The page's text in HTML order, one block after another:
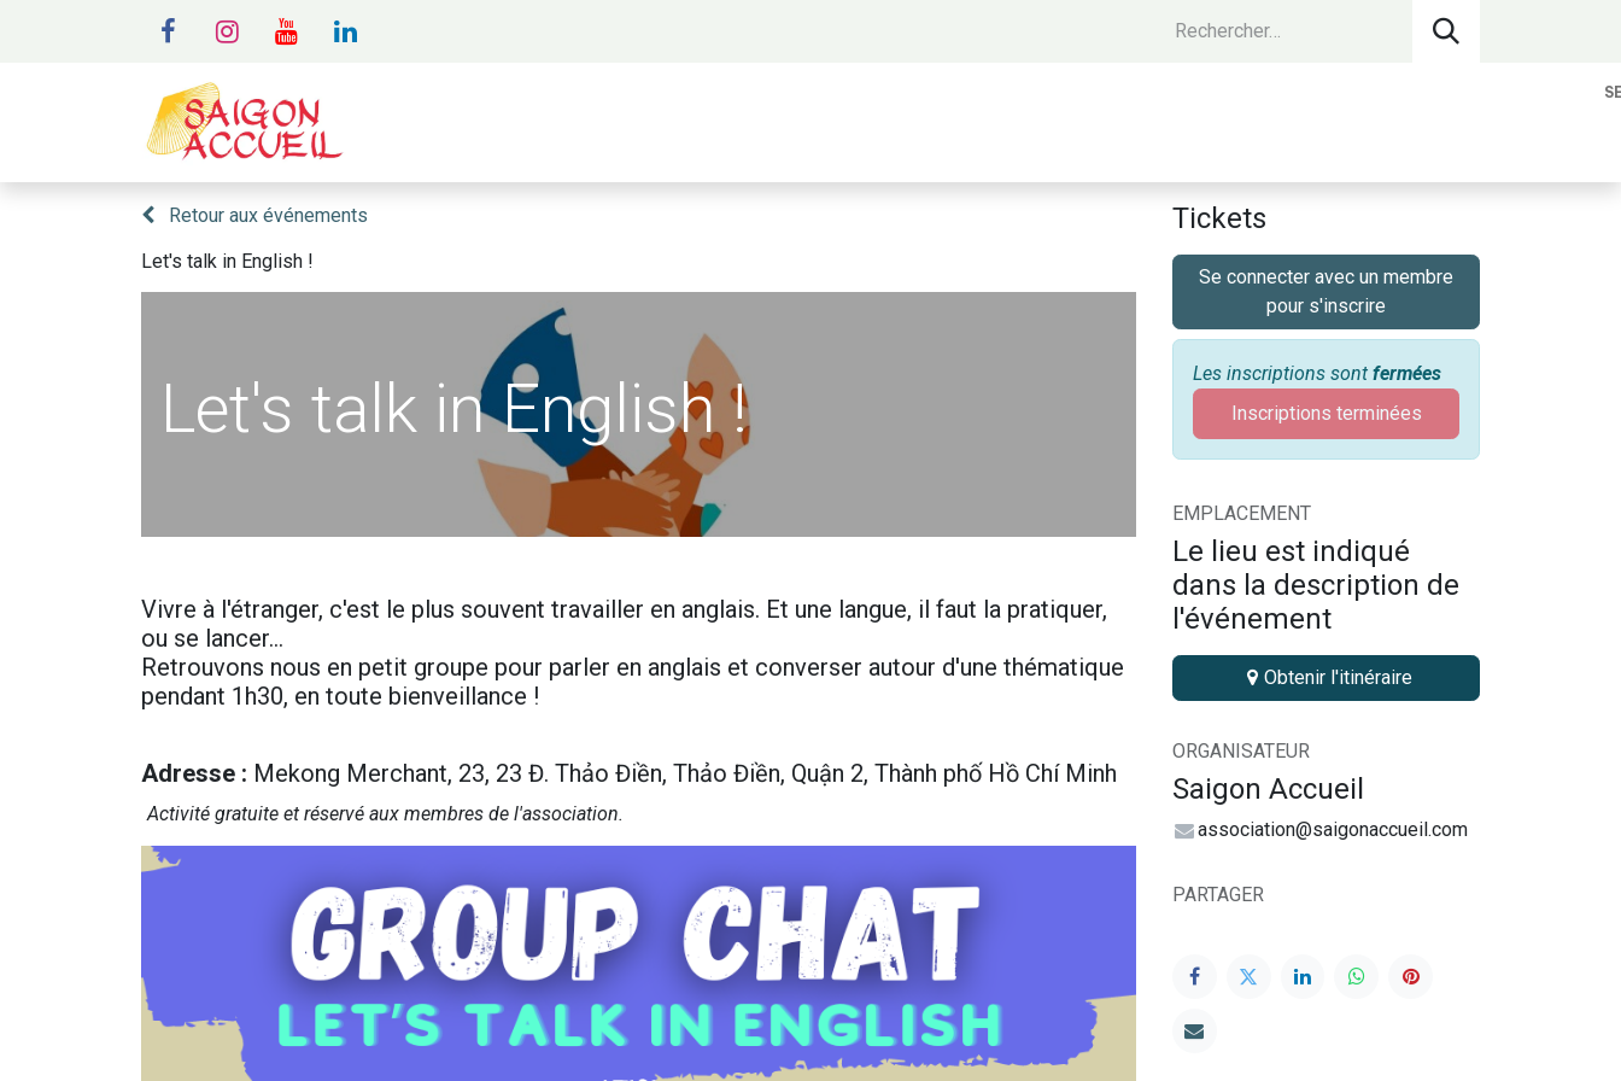
Retour aux événements
Let's talk in English !
Let's talk in English !
Vivre à l'étranger, c'est le plus souvent travailler en anglais. Et une langue, il faut la pratiquer,
ou se lancer…
Retrouvons nous en petit groupe pour parler en anglais et converser autour d'une thématique
pendant 1h30, en toute bienveillance !
Adresse : Mekong Merchant, 23, 23 Đ. Thảo Điền, Thảo Điền, Quận 2, Thành phố Hồ Chí Minh
Activité gr​atuite et réservé aux membres de l'association.
Tickets
Se connecter avec un membre
pour s'inscrire
Les inscriptions sont fermées
Inscriptions terminées
EMPLACEMENT
Le lieu est indiqué
dans la description de
l'événement
Obtenir l'itinéraire
ORGANISATEUR
Saigon Accueil
association@saigonaccueil.com
PARTAGER